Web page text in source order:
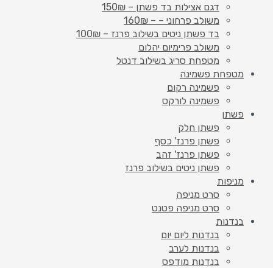
דגם אצילות בד פשתן – 150₪
משולב פרחוני – – 160₪
בד פשתן ניטים בשילוב פרנז – 100₪
משולב פרימיום יהלום
מטפחת סריג בשילוב דנטל
מטפחת פשמינה
פשמינה רקום
פשמינה לורקס
פשתן
פשתן חלק
פשתן פרנז' כסף
פשתן פרנז' זהב
פשתן ניטים בשילוב פרנז
מניפות
סרט מניפה
סרט מניפה פטנט
בנדנות
בנדנות ליום יום
בנדנות לערב
בנדנות מודפס